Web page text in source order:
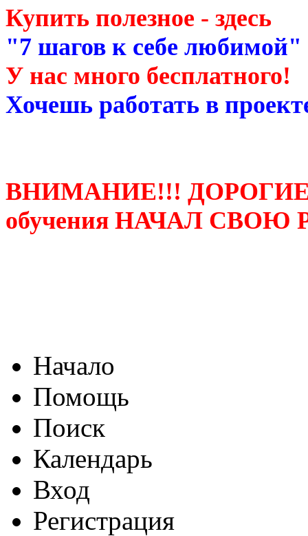
Купить полезное - здесь
"7 шагов к себе
У нас много бесплатного!
Хочешь работать в
ВНИМАНИЕ!!!
обучения НАЧАЛ СВОЮ
Начало
Помощь
Поиск
Календарь
Вход
Регистрация